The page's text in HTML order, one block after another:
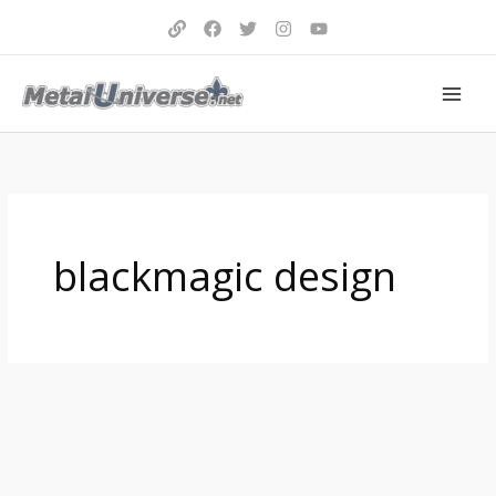
blackmagic design